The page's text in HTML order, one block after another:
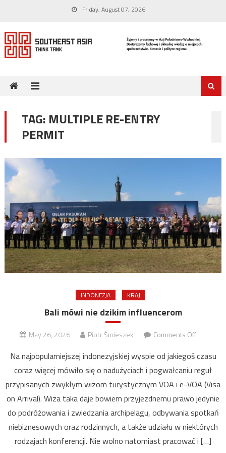
content
Friday, August 07, 2026
TAG: MULTIPLE RE-ENTRY
PERMIT
INDONEZJA KRAJ
Bali mówi nie dzikim influencerom
May 26, 2026 Piotr Śmieszek Comments Offon
mówi
nie
dzikim
Na najpopularniejszej indonezyjskiej wyspie od jakiegoś czasu
coraz więcej mówiło się o nadużyciach i pogwałcaniu reguł
przypisanych zwykłym wizom turystycznym VOA i e-VOA (Visa
on Arrival). Wiza taka daje bowiem przyjezdnemu prawo jedynie
do podróżowania i zwiedzania archipelagu, odbywania spotkań
niebiznesowych oraz rodzinnych, a także udziału w niektórych
rodzajach konferencji. Nie wolno natomiast pracować i […]